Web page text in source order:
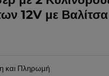
12V με Βαλίτσα
και Πληρωμή